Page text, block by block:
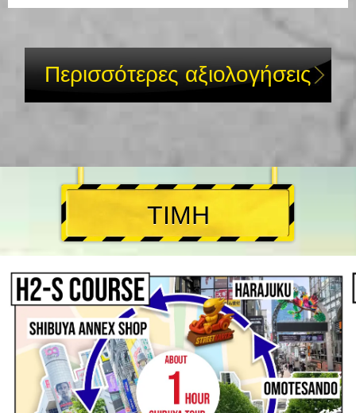
Περισσότερες αξιολογήσεις
ΤΙΜΗ